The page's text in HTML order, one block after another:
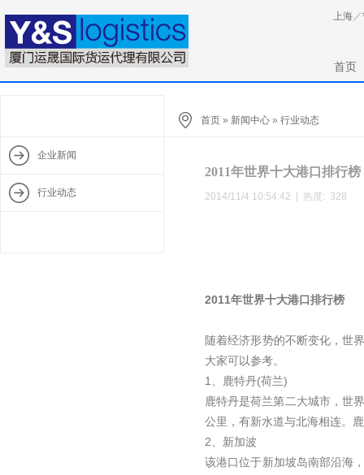
上海／
首页
企业新闻
行业动态
首页 » 新闻中心 » 行业动态
2011年世界十大港口排行榜
2014/11/4 10:54:42 | 热度: 328
2011年世界十大港口排行榜
随着经济形势的不断变化，世
大家可以参考。
1、鹿特丹(荷兰)
鹿特丹是荷兰第二大城市，世
公里，有新水道与北海相连。
2、新加波
该港口位于新加坡岛南部沿海